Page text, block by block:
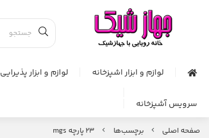
لوازم و ابزار اشپزخانه لوازم و ابزار پذیرایی
سرویس آشپزخانه
صفحه اصلی برچسب‌ها 23 پارچه mgs